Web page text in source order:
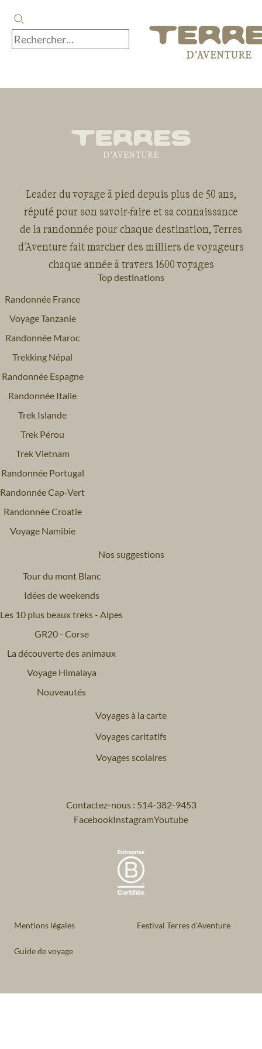
Leader du voyage à pied depuis plus de 50 ans,
réputé pour son savoir-faire et sa connaissance
de la randonnée pour chaque destination, Terres
d'Aventure fait marcher des milliers de voyageurs
chaque année à travers 1600 voyages
Top destinations
Randonnée France
Voyage Tanzanie
Randonnée Maroc
Trekking Népal
Randonnée Espagne
Randonnée Italie
Trek Islande
Trek Pérou
Trek Vietnam
Randonnée Portugal
Randonnée Cap-Vert
Randonnée Croatie
Voyage Namibie
Nos suggestions
Tour du mont Blanc
Idées de weekends
Les 10 plus beaux treks - Alpes
GR20 - Corse
La découverte des animaux
Voyage Himalaya
Nouveautés
Voyages à la carte
Voyages caritatifs
Voyages scolaires
Contactez-nous : 514-382-9453
FacebookInstagramYoutube
Mentions légales Festival Terres d'Aventure
Guide de voyage